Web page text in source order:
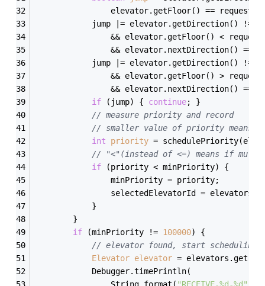
elevator.getFloor() ==
jump |= elevator.getDirection() !=
&& elevator.getFloor() <
                && elevator.nextDirection() == -
jump |= elevator.getDirection() !=
&& elevator.getFloor() >
                && elevator.nextDirection() ==
if (jump) { continue; }
// measure priority and record
// smaller value of priority means
int
priority =
// "<"(instead of <=) means if
if (priority < minPriority) {
                minPriority = priority;
selectedElevatorId =
            }
        }
if (minPriority != 100000) {
// elevator found, start scheduling
Elevator elevator =
            Debugger.timePrintln(